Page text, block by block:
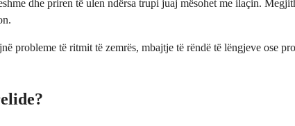
dhe priren të ulen ndërsa trupi juaj mësohet me ilaçin.
probleme të ritmit të zemrës, mbajtje të rëndë të lëngjeve